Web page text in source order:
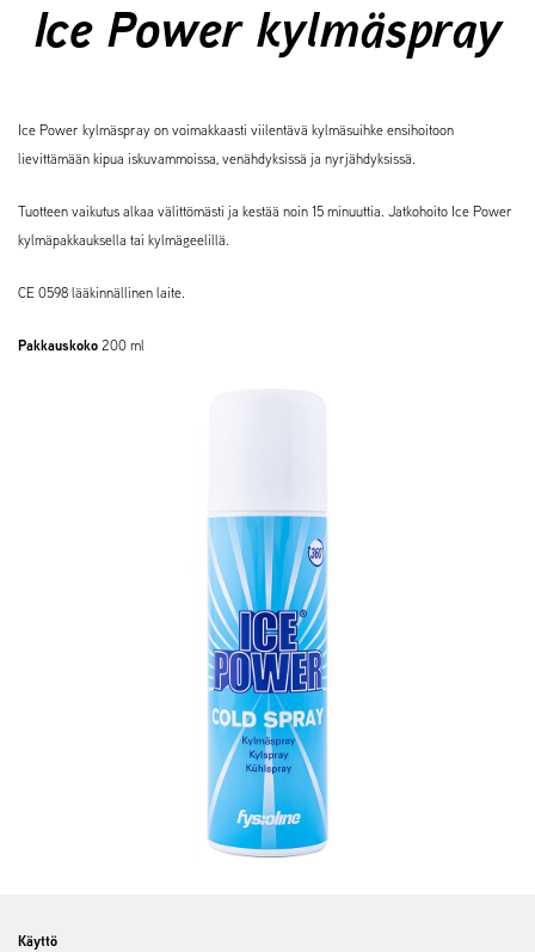
Ice Power kylmäspray
Ice Power kylmäspray on voimakkaasti viilentävä kylmäsuihke ensihoitoon
lievittämään kipua iskuvammoissa, venähdyksissä ja nyrjähdyksissä.
Tuotteen vaikutus alkaa välittömästi ja kestää noin 15 minuuttia. Jatkohoito Ice Power
kylmäpakkauksella tai kylmägeelillä.
CE 0598 lääkinnällinen laite.
Pakkauskoko200 ml
Käyttö